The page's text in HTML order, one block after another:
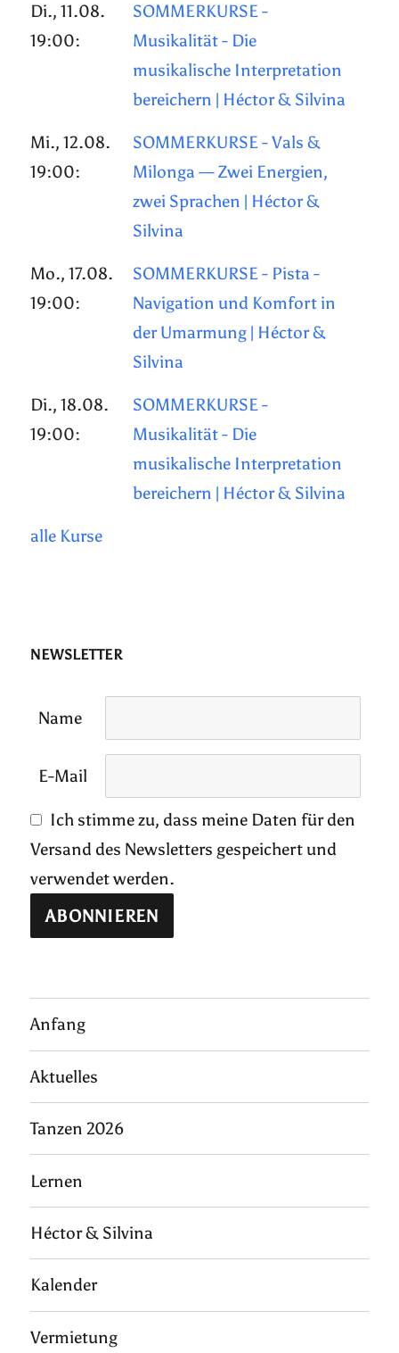
Di., 11.08.
19:00:
SOMMERKURSE -
Musikalität - Die
musikalische Interpretation
bereichern | Héctor & Silvina
Mi., 12.08.
19:00:
SOMMERKURSE - Vals &
Milonga — Zwei Energien,
zwei Sprachen | Héctor &
Silvina
Mo., 17.08.
19:00:
SOMMERKURSE - Pista -
Navigation und Komfort in
der Umarmung | Héctor &
Silvina
Di., 18.08.
19:00:
SOMMERKURSE -
Musikalität - Die
musikalische Interpretation
bereichern | Héctor & Silvina
alle Kurse
NEWSLETTER
Name
E-Mail
Ich stimme zu, dass meine Daten für den
Versand des Newsletters gespeichert und
verwendet werden.
Anfang
Aktuelles
Tanzen 2026
Lernen
Héctor & Silvina
Kalender
Vermietung